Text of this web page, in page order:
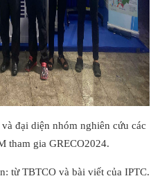
đại diện nhóm nghiên cứu các
tham gia GRECO2024.
từ TBTCO và bài viết của IPTC.